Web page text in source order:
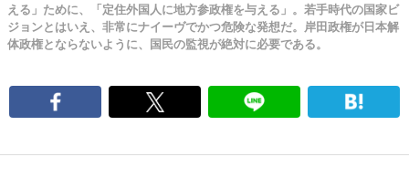
える」ために、「定住外国人に地方参政権を与える」。若手時代の国家ビ
ジョンとはいえ、非常にナイーヴでかつ危険な発想だ。岸田政権が日本解
体政権とならないように、国民の監視が絶対に必要である。